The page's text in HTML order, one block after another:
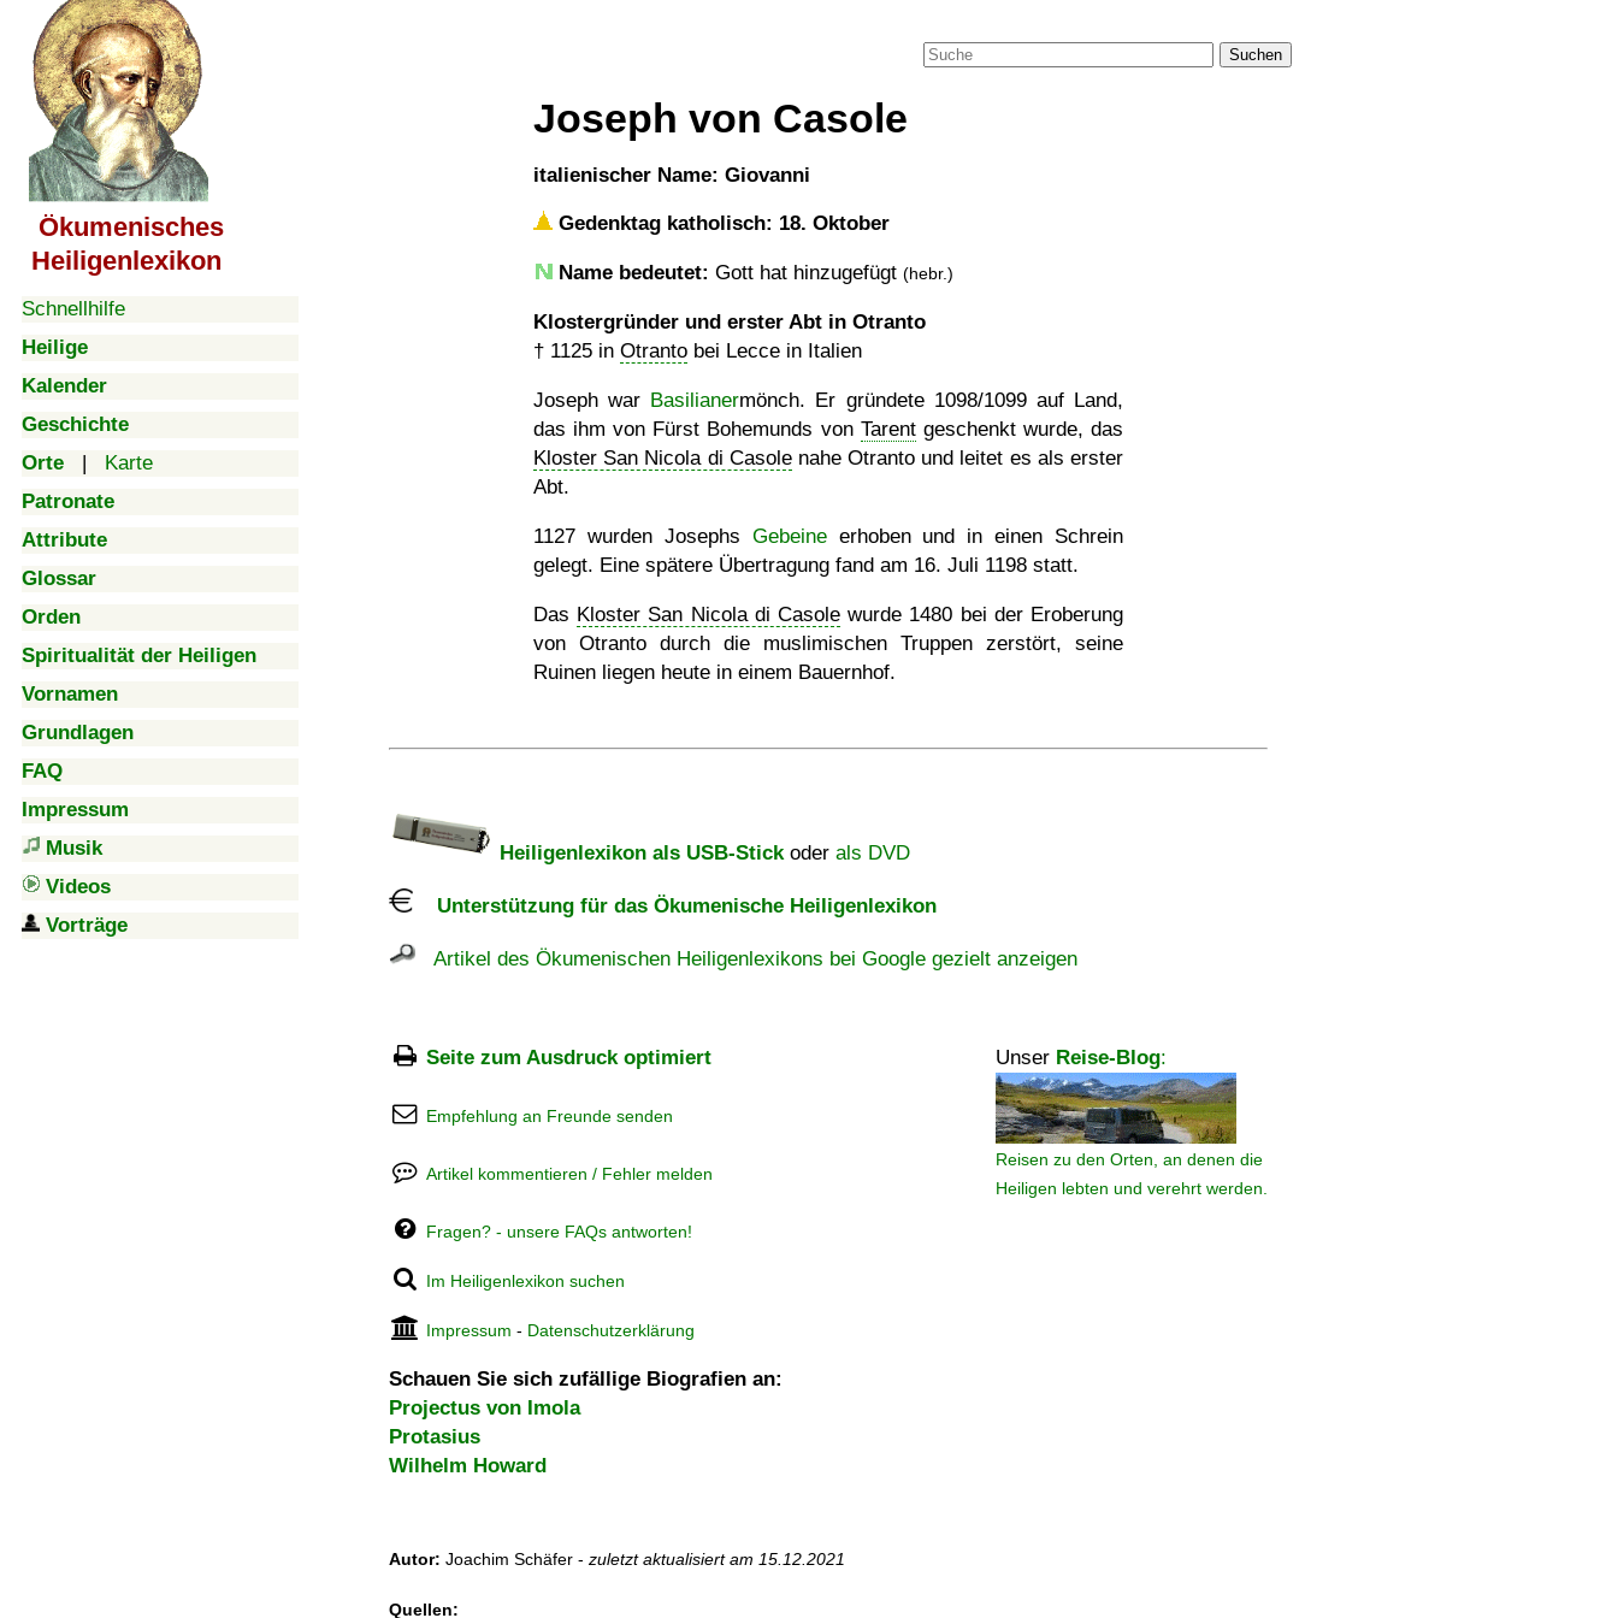
Ökumenisches
Heiligenlexikon
Schnellhilfe
Heilige
Kalender
Geschichte
Orte | Karte
Patronate
Attribute
Glossar
Orden
Spiritualität der Heiligen
Vornamen
Grundlagen
FAQ
Impressum
Musik
Videos
Vorträge
Suchen
Joseph von Casole
italienischer Name: Giovanni
Gedenktag katholisch: 18. Oktober
Name bedeutet: Gott hat hinzugefügt (hebr.)
Klostergründer und erster Abt in Otranto
† 1125 in Otranto bei Lecce in Italien
Joseph war Basilianermönch. Er gründete 1098/1099 auf Land,
das ihm von Fürst Bohemunds von Tarentgeschenkt wurde, das
Kloster San Nicola di Casolenahe Otranto und leitet es als erster
Abt.
1127 wurden Josephs Gebeineerhoben und in einen Schrein
gelegt. Eine spätere Übertragung fand am 16. Juli 1198 statt.
Das Kloster San Nicola di Casole wurde 1480 bei der Eroberung
von Otranto durch die muslimischen Truppen zerstört, seine
Ruinen liegen heute in einem Bauernhof.
Heiligenlexikon als USB-Stickoder als DVD
Unterstützung für das Ökumenische Heiligenlexikon
Artikel des Ökumenischen Heiligenlexikons bei Google gezielt anzeigen
Seite zum Ausdruck optimiert Unser Reise-Blog:
Reisen zu den Orten, an denen die
Heiligen lebten und verehrt werden.
Empfehlung an Freunde senden
Artikel kommentieren / Fehler melden
Fragen? - unsere FAQs antworten!
Im Heiligenlexikon suchen
Impressum - Datenschutzerklärung
Schauen Sie sich zufällige Biografien an:
Projectus von Imola
Protasius
Wilhelm Howard
Autor: Joachim Schäfer - zuletzt aktualisiert am 15.12.2021
Quellen: